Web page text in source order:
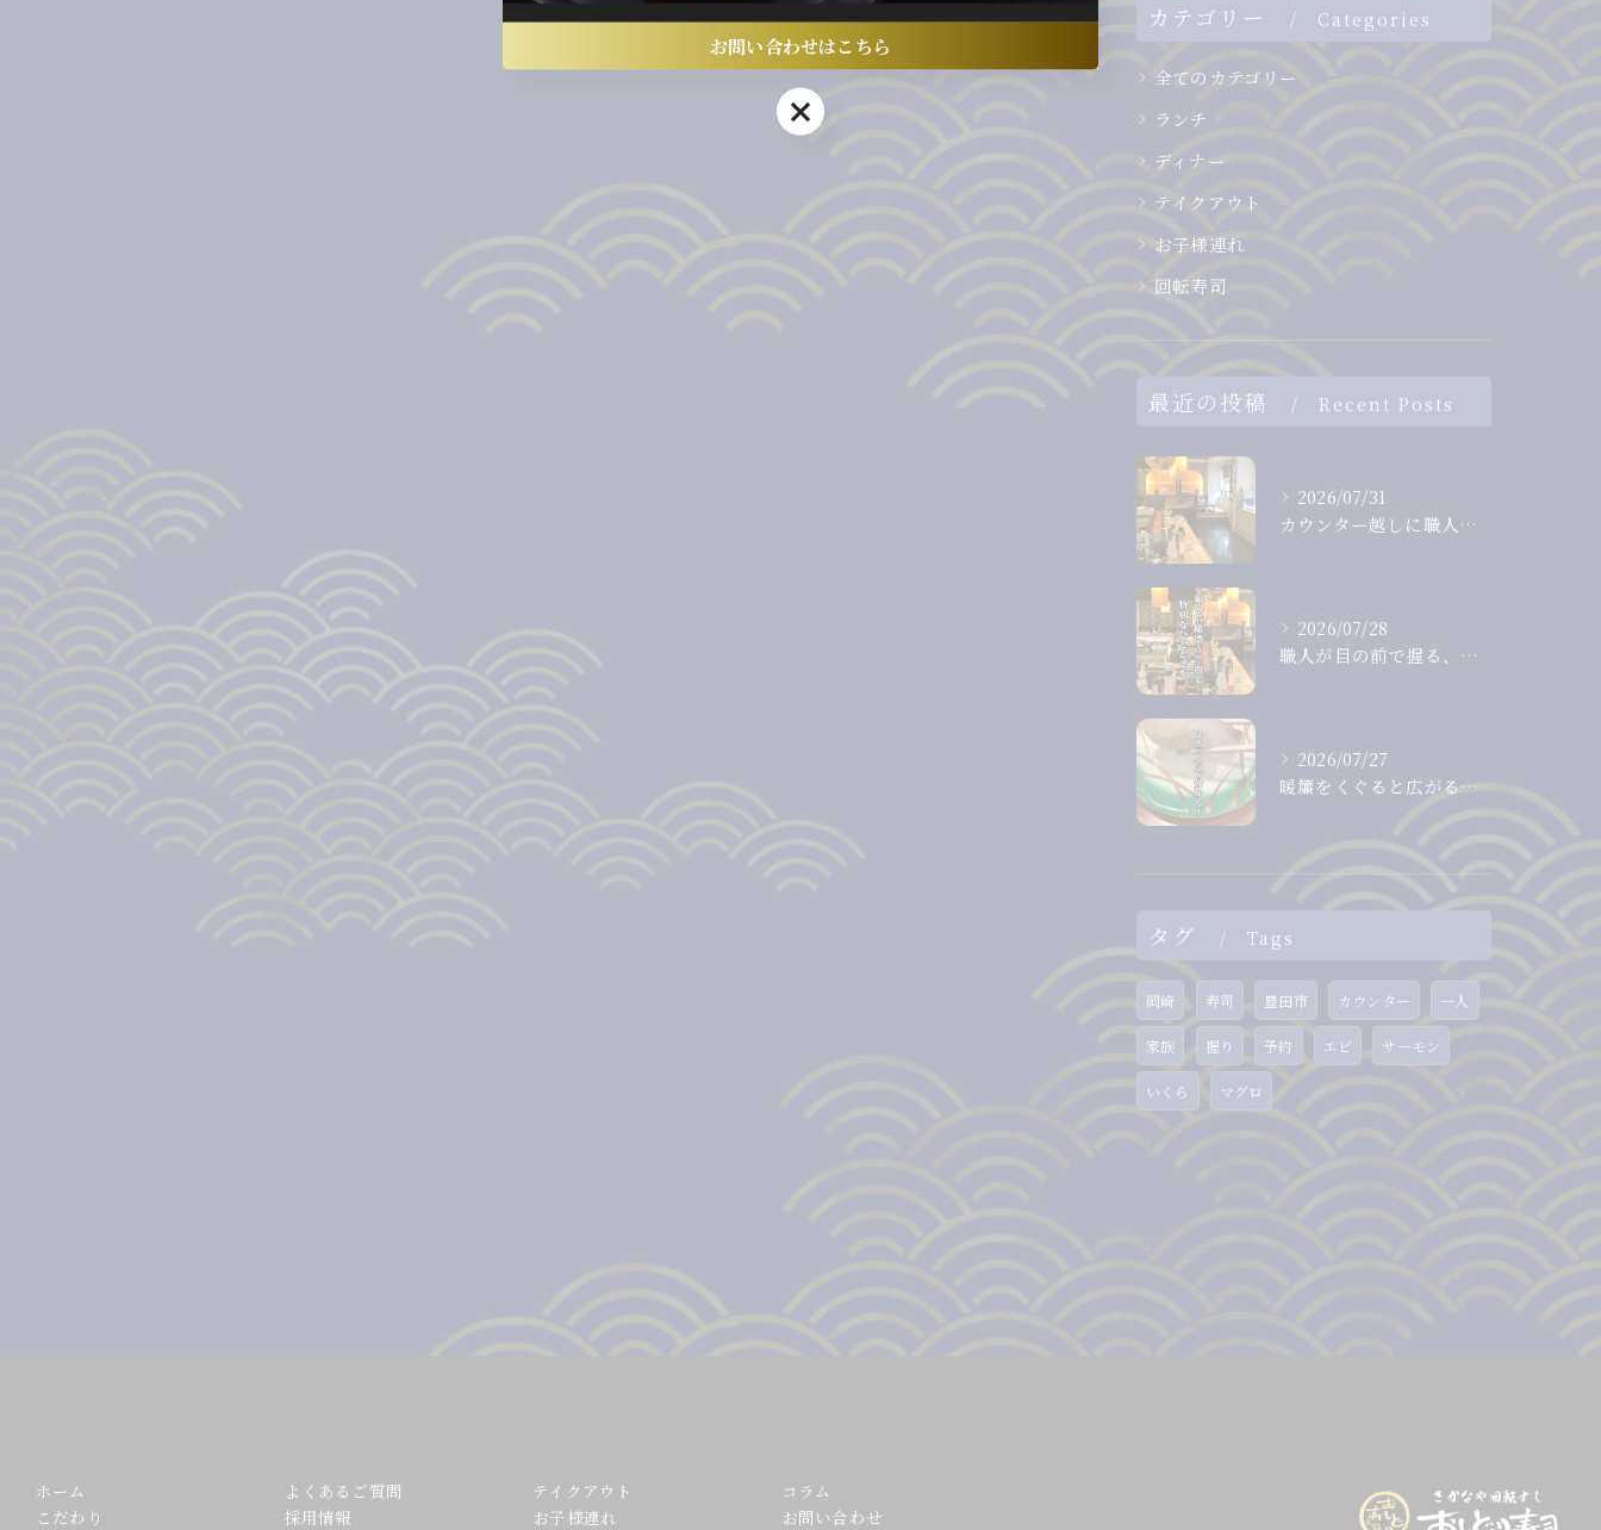
カテゴリー Categories
全てのカテゴリー
ランチ
ディナー
テイクアウト
お子様連れ
回転寿司
最近の投稿 Recent Posts
2026/07/31
カウンター越しに職人から直接受け取る、出来たて、握りたてのお...
2026/07/28
職人が目の前で握る、息をのむほど美しいまぐろ。
2026/07/27
暖簾をくぐると広がる、落ち着いた和の空間。
タグ Tags
岡崎 寿司 豊田市 カウンター 一人
家族 握り 予約 エビ サーモン
いくら マグロ
ホーム
こだわり
よくあるご質問
採用情報
テイクアウト
お子様連れ
コラム
お問い合わせ
お問い合わせはこちら
お問い合わせはこちら